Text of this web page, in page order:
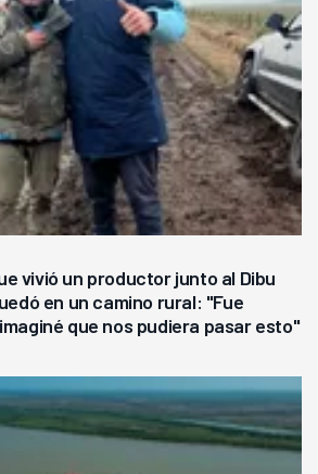
vivió un productor junto al Dibu
en un camino rural: "Fue
que nos pudiera pasar esto"